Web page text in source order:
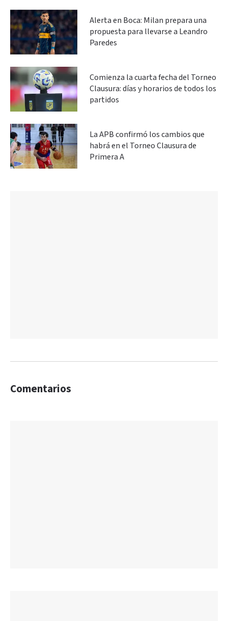
Alerta en Boca: Milan prepara una
propuesta para llevarse a Leandro
Paredes
Comienza la cuarta fecha del Torneo
Clausura: días y horarios de todos los
partidos
La APB confirmó los cambios que
habrá en el Torneo Clausura de
Primera A
Comentarios